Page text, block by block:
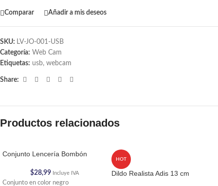
Comparar Añadir a mis deseos
SKU: LV-JO-001-USB
Categoría: Web Cam
Etiquetas: usb, webcam
Share:
Productos relacionados
Conjunto Lencería Bombón
$28,99 Incluye IVA
Conjunto en color negro
HOT
Dildo Realista Adis 13 cm